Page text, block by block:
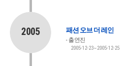
2005 패션 오브 더 레인
출연진
2005-12-23~2005-12-25